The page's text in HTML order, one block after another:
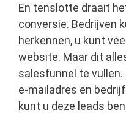
En tenslotte draait
conversie. Bedrijven
herkennen, u kunt
website. Maar dit
salesfunnel te
e-mailadres en
kunt u deze leads